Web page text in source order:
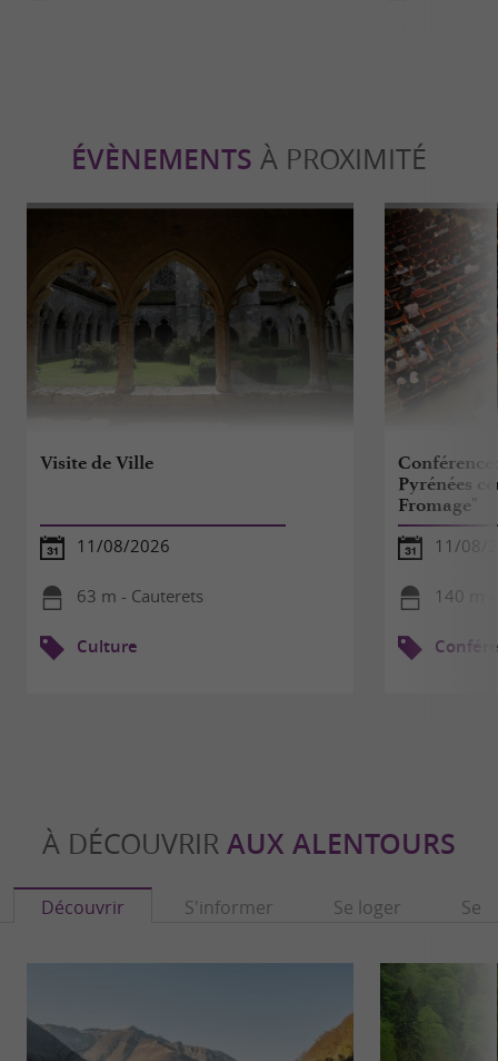
ÉVÈNEMENTS À PROXIMITÉ
Visite de Ville
11/08/2026
63 m - Cauterets
Culture
Pyrénées
Fromage"
11/08/
140 m
À DÉCOUVRIR AUX ALENTOURS
Découvrir S'informer Se loger Se